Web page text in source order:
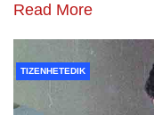
Read More
TIZENHETEDIK